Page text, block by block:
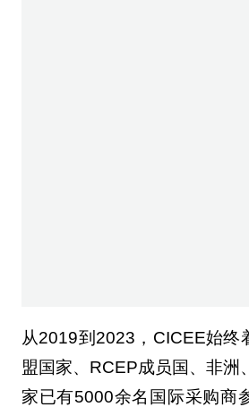
从2019到2023，CICEE始终
盟国家、RCEP成员国、非洲
家已有5000余名国际采购商